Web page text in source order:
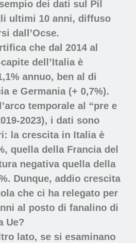
dei dati sul Pil
ultimi 10 anni, diffuso
dall’Ocse.
che dal 2014 al
dell’Italia è
annuo, ben al di
e Germania (+ 0,7%).
temporale al “pre e
2023), i dati sono
la crescita in Italia è
quella della Francia del
negativa quella della
Dunque, addio crescita
che ci ha relegato per
al posto di fanalino di
Ue?
lato, se si esaminano